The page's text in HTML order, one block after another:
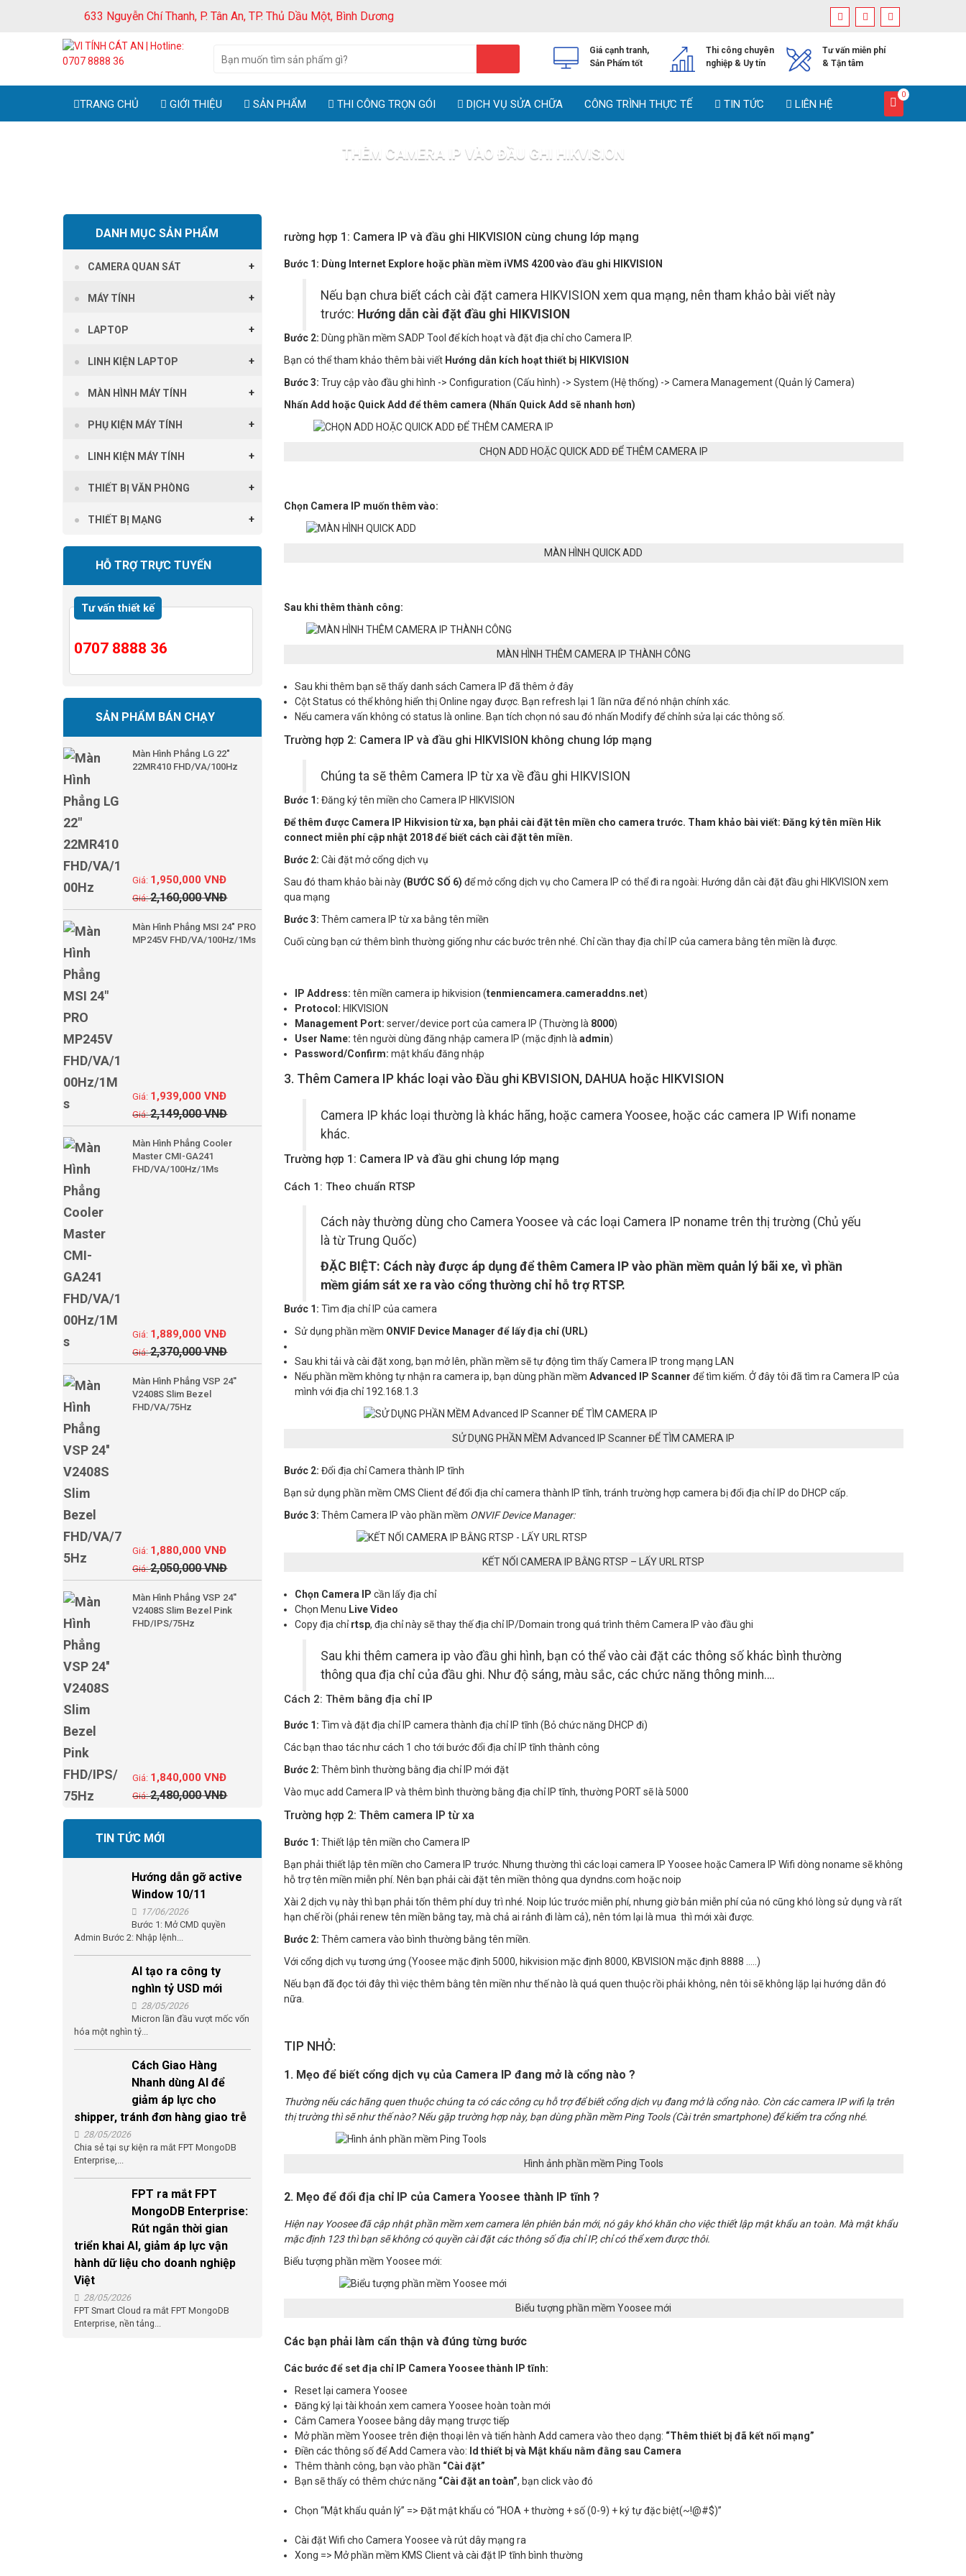
633 Nguyễn Chí Thanh, P. Tân An, TP. Thủ Dầu Một, Bình Dương
Giá cạnh tranh,
Sản Phẩm tốt
Thi công chuyên
nghiệp & Uy tín
Tư vấn miễn phí
& Tận tâm
TRANG CHỦ GIỚI THIỆU SẢN PHẨM THI CÔNG TRỌN GÓI DỊCH VỤ SỬA CHỮA CÔNG TRÌNH THỰC TẾ TIN TỨC LIÊN HỆ
0
THÊM CAMERA IP VÀO ĐẦU GHI HIKVISION
rường hợp 1: Camera IP và đầu ghi HIKVISION cùng chung lớp mạng
Bước 1: Dùng Internet Explore hoặc phần mềm iVMS 4200 vào đầu ghi HIKVISION
Nếu bạn chưa biết cách cài đặt camera HIKVISION xem qua mạng, nên tham khảo bài viết này
trước: Hướng dẫn cài đặt đầu ghi HIKVISION
Bước 2: Dùng phần mềm SADP Tool để kích hoạt và đặt địa chỉ cho Camera IP.
Bạn có thể tham khảo thêm bài viết Hướng dẫn kích hoạt thiết bị HIKVISION
Bước 3: Truy cập vào đầu ghi hình -> Configuration (Cấu hình) -> System (Hệ thống) -> Camera Management (Quản lý Camera)
Nhấn Add hoặc Quick Add để thêm camera (Nhấn Quick Add sẽ nhanh hơn)
CHỌN ADD HOẶC QUICK ADD ĐỂ THÊM CAMERA IP
Chọn Camera IP muốn thêm vào:
MÀN HÌNH QUICK ADD
Sau khi thêm thành công:
MÀN HÌNH THÊM CAMERA IP THÀNH CÔNG
Sau khi thêm bạn sẽ thấy danh sách Camera IP đã thêm ở đây
Cột Status có thể không hiển thị Online ngay được. Bạn refresh lại 1 lần nữa để nó nhận chính xác.
Nếu camera vấn không có status là online. Bạn tích chọn nó sau đó nhấn Modify để chỉnh sửa lại các thông số.
Trường hợp 2: Camera IP và đầu ghi HIKVISION không chung lớp mạng
Chúng ta sẽ thêm Camera IP từ xa về đầu ghi HIKVISION
Bước 1: Đăng ký tên miền cho Camera IP HIKVISION
Để thêm được Camera IP Hikvision từ xa, bạn phải cài đặt tên miền cho camera trước. Tham khảo bài viết: Đăng ký tên miền Hik
connect miễn phí cập nhật 2018 để biết cách cài đặt tên miền.
Bước 2: Cài đặt mở cổng dịch vụ
Sau đó tham khảo bài này(BƯỚC SỐ 6) để mở cổng dịch vụ cho Camera IP có thể đi ra ngoài: Hướng dẫn cài đặt đầu ghi HIKVISION xem
qua mạng
Bước 3: Thêm camera IP từ xa bằng tên miền
Cuối cùng bạn cứ thêm bình thường giống như các bước trên nhé. Chỉ cần thay địa chỉ IP của camera bằng tên miền là được.
IP Address: tên miền camera ip hikvision (tenmiencamera.cameraddns.net)
Protocol: HIKVISION
Management Port: server/device port của camera IP (Thường là 8000)
User Name: tên người dùng đăng nhập camera IP (mặc định là admin)
Password/Confirm: mật khẩu đăng nhập
3. Thêm Camera IP khác loại vào Đầu ghi KBVISION, DAHUA hoặc HIKVISION
Camera IP khác loại thường là khác hãng, hoặc camera Yoosee, hoặc các camera IP Wifi noname
khác.
Trường hợp 1: Camera IP và đầu ghi chung lớp mạng
Cách 1: Theo chuẩn RTSP
Cách này thường dùng cho Camera Yoosee và các loại Camera IP noname trên thị trường (Chủ yếu
là từ Trung Quốc)
ĐẶC BIỆT: Cách này được áp dụng để thêm Camera IP vào phần mềm quản lý bãi xe, vì phần
mềm giám sát xe ra vào cổng thường chỉ hỗ trợ RTSP.
Bước 1: Tìm địa chỉ IP của camera
Sử dụng phần mềm ONVIF Device Manager để lấy địa chỉ (URL)
Sau khi tải và cài đặt xong, bạn mở lên, phần mềm sẽ tự động tìm thấy Camera IP trong mạng LAN
Nếu phần mềm không tự nhận ra camera ip, bạn dùng phần mềm Advanced IP Scanner để tìm kiếm. Ở đây tôi đã tìm ra Camera IP của
mình với địa chỉ 192.168.1.3
SỬ DỤNG PHẦN MỀM Advanced IP Scanner ĐỂ TÌM CAMERA IP
Bước 2: Đổi địa chỉ Camera thành IP tĩnh
Bạn sử dụng phần mềm CMS Client để đổi địa chỉ camera thành IP tĩnh, tránh trường hợp camera bị đổi địa chỉ IP do DHCP cấp.
Bước 3: Thêm Camera IP vào phần mềm ONVIF Device Manager:
KẾT NỐI CAMERA IP BẰNG RTSP – LẤY URL RTSP
Chọn Camera IP cần lấy địa chỉ
Chọn Menu Live Video
Copy địa chỉrtsp, địa chỉ này sẽ thay thế địa chỉ IP/Domain trong quá trình thêm Camera IP vào đầu ghi
Sau khi thêm camera ip vào đầu ghi hình, bạn có thể vào cài đặt các thông số khác bình thường
thông qua địa chỉ của đầu ghi. Như độ sáng, màu sắc, các chức năng thông minh….
Cách 2: Thêm bằng địa chỉ IP
Bước 1: Tìm và đặt địa chỉ IP camera thành địa chỉ IP tĩnh (Bỏ chức năng DHCP đi)
Các bạn thao tác như cách 1 cho tới bước đổi địa chỉ IP tĩnh thành công
Bước 2: Thêm bình thường bằng địa chỉ IP mới đặt
Vào mục add Camera IP và thêm bình thường bằng địa chỉ IP tĩnh, thường PORT sẽ là 5000
Trường hợp 2: Thêm camera IP từ xa
Bước 1: Thiết lập tên miền cho Camera IP
Bạn phải thiết lập tên miền cho Camera IP trước. Nhưng thường thì các loại camera IP Yoosee hoặc Camera IP Wifi dòng noname sẽ không
hỗ trợ tên miền miễn phí. Nên bạn phải cài đặt tên miền thông qua dyndns.com hoặc noip
Xài 2 dịch vụ này thì bạn phải tốn thêm phí duy trì nhé. Noip lúc trước miễn phí, nhưng giờ bản miễn phí của nó cũng khó lòng sử dụng và rất
hạn chế rồi (phải renew tên miền bằng tay, mà chả ai rảnh đi làm cả), nên tóm lại là mua thì mới xài được.
Bước 2: Thêm camera vào bình thường bằng tên miền.
Với cổng dịch vụ tương ứng (Yoosee mặc định 5000, hikvision mặc định 8000, KBVISION mặc định 8888 …..)
Nếu bạn đã đọc tới đây thì việc thêm bằng tên miền như thế nào là quá quen thuộc rồi phải không, nên tôi sẽ không lặp lại hướng dẫn đó
nữa.
TIP NHỎ:
1. Mẹo để biết cổng dịch vụ của Camera IP đang mở là cổng nào ?
Thường nếu các hãng quen thuộc chúng ta có các công cụ hỗ trợ để biết cổng dịch vụ đang mở là cổng nào. Còn các camera IP wifi lạ trên
thị trường thì sẽ như thế nào? Nếu gặp trường hợp này, bạn dùng phần mềm Ping Tools (Cài trên smartphone) để kiểm tra cổng nhé.
Hình ảnh phần mềm Ping Tools
2. Mẹo để đổi địa chỉ IP của Camera Yoosee thành IP tĩnh ?
Hiện nay Yoosee đã cập nhật phần mềm xem camera lên phiên bản mới, nó gây khó khăn cho việc thiết lập mật khẩu an toàn. Mà mật khẩu
mặc định 123 thì bạn sẽ không có quyền cài đặt các thông số địa chỉ IP, chỉ có thể xem được thôi.
Biểu tượng phần mềm Yoosee mới:
Biểu tượng phần mềm Yoosee mới
Các bạn phải làm cẩn thận và đúng từng bước
Các bước để set địa chỉ IP Camera Yoosee thành IP tĩnh:
Reset lại camera Yoosee
Đăng ký lại tài khoản xem camera Yoosee hoàn toàn mới
Cắm Camera Yoosee bằng dây mạng trược tiếp
Mở phần mềm Yoosee trên điện thoại lên và tiến hành Add camera vào theo dạng: “Thêm thiết bị đã kết nối mạng”
Điền các thông số để Add Camera vào: Id thiết bị và Mật khẩu nằm đằng sau Camera
Thêm thành công, bạn vào phần “Cài đặt”
Bạn sẽ thấy có thêm chức năng “Cài đặt an toàn”, bạn click vào đó
Chọn “Mật khẩu quản lý” => Đặt mật khẩu có “HOA + thường + số (0-9) + ký tự đặc biệt(~!@#$)”
Cài đặt Wifi cho Camera Yoosee và rút dây mạng ra
Xong => Mở phần mềm KMS Client và cài đặt IP tĩnh bình thường
DANH MỤC SẢN PHẨM
CAMERA QUAN SÁT
MÁY TÍNH
LAPTOP
LINH KIỆN LAPTOP
MÀN HÌNH MÁY TÍNH
PHỤ KIỆN MÁY TÍNH
LINH KIỆN MÁY TÍNH
THIẾT BỊ VĂN PHÒNG
THIẾT BỊ MẠNG
HỖ TRỢ TRỰC TUYẾN
Tư vấn thiết kế
0707 8888 36
SẢN PHẨM BÁN CHẠY
Màn Hình Phẳng LG 22"
22MR410 FHD/VA/100Hz
2,160,000VNĐ
1,950,000VNĐ
Màn Hình Phẳng MSI 24" PRO
MP245V FHD/VA/100Hz/1Ms
2,149,000VNĐ
1,939,000VNĐ
Màn Hình Phẳng Cooler
Master CMI-GA241
FHD/VA/100Hz/1Ms
2,370,000VNĐ
1,889,000VNĐ
Màn Hình Phẳng VSP 24''
V2408S Slim Bezel
FHD/VA/75Hz
2,050,000VNĐ
1,880,000VNĐ
Màn Hình Phẳng VSP 24''
V2408S Slim Bezel Pink
FHD/IPS/75Hz
2,480,000VNĐ
1,840,000VNĐ
TIN TỨC MỚI
Hướng dẫn gỡ active
Window 10/11
17/06/2026
Bước 1: Mở CMD quyền
Admin Bước 2: Nhập lệnh...
AI tạo ra công ty
nghìn tỷ USD mới
28/05/2026
Micron lần đầu vượt mốc vốn
hóa một nghìn tỷ...
Cách Giao Hàng
Nhanh dùng AI để
giảm áp lực cho
shipper, tránh đơn hàng giao trễ
28/05/2026
Chia sẻ tại sự kiện ra mắt FPT MongoDB
Enterprise,...
FPT ra mắt FPT
MongoDB Enterprise:
Rút ngắn thời gian
triển khai AI, giảm áp lực vận
hành dữ liệu cho doanh nghiệp
Việt
28/05/2026
FPT Smart Cloud ra mắt FPT MongoDB
Enterprise, nền tảng...